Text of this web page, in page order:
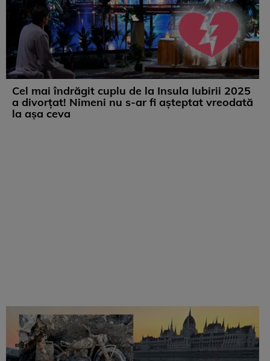
Cel mai îndrăgit cuplu de la Insula Iubirii 2025
a divorțat! Nimeni nu s-ar fi așteptat vreodată
la așa ceva